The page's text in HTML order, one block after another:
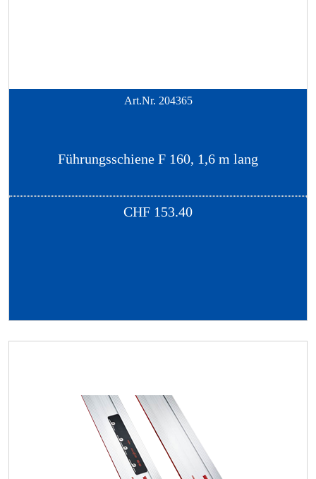
Art.Nr. 204365
Führungsschiene F 160, 1,6 m lang
CHF 153.40